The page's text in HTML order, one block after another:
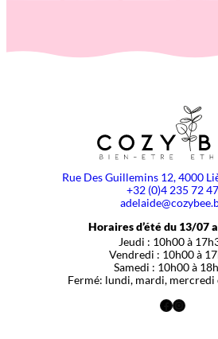
Rue Des Guillemins 12, 4000
+32 (0)4 235 72 47
Horaires d’été du 13/07
Jeudi : 10h00 à
Vendredi : 10h00 à
Samedi : 10h00 à
Fermé: lundi, mardi, mercredi
Facebook